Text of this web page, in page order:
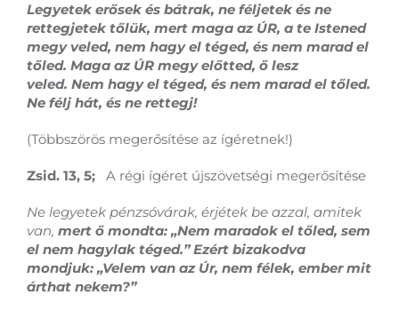
Legyetek erősek és bátrak, ne féljetek és ne
rettegjetek tőlük, mert maga az ÚR, a te Istened
megy veled, nem hagy el téged, és nem marad el
tőled. Maga az ÚR megy előtted, ő lesz
veled. Nem hagy el téged, és nem marad el tőled.
Ne félj hát, és ne rettegj!
(Többszörös megerősítése az ígéretnek!)
Zsid. 13, 5; A régi ígéret újszövetségi megerősítése
Ne legyetek pénzsóvárak, érjétek be azzal, amitek
van, mert ő mondta: „Nem maradok el tőled, sem
el nem hagylak téged.” Ezért bizakodva
mondjuk: „Velem van az Úr, nem félek, ember mit
árthat nekem?”